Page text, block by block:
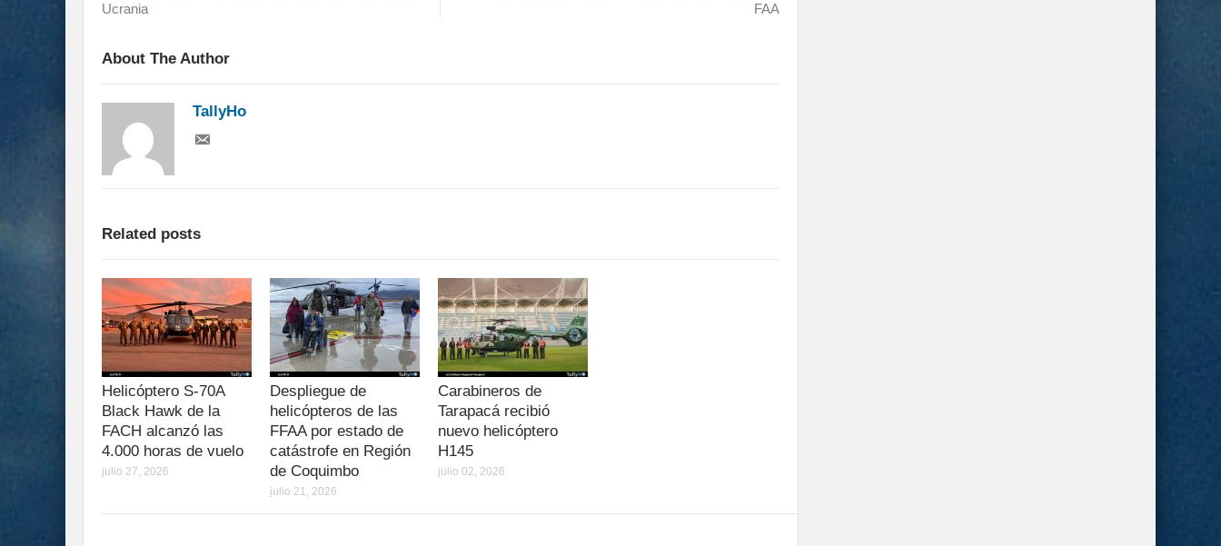
Ucrania
FAA
About The Author
TallyHo
Related posts
Helicóptero S-70A
Black Hawk de la
FACH alcanzó las
4.000 horas de vuelo
julio 27, 2026
Despliegue de
helicópteros de las
FFAA por estado de
catástrofe en Región
de Coquimbo
julio 21, 2026
Carabineros de
Tarapacá recibió
nuevo helicóptero
H145
julio 02, 2026